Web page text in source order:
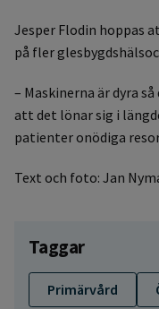
Jesper Flodin hoppas
på fler
– Maskinerna är dyra
att det lönar sig i
patienter onödiga
Text och foto: Jan
Taggar
Primärvård